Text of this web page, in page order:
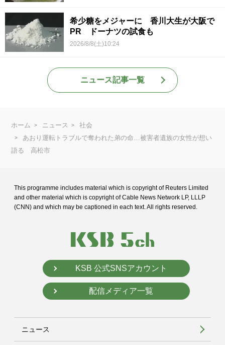
希少糖をメジャーに 香川大生が大阪で
PR ドーナツの試食も
2026/8/8(土)10:24
ニュース記事一覧
ホーム ニュース
社会
あおり運転トラブルで奪われた弟の命…被害者遺族の女性が想い
語る 高松市
This programme includes material which is copyright of Reuters Limited
and other material which is copyright of Cable News Network LP, LLLP
(CNN) and which may be captioned in each text. All rights reserved.
KSB 公式SNSアカウント
配信メディア一覧
ニュース